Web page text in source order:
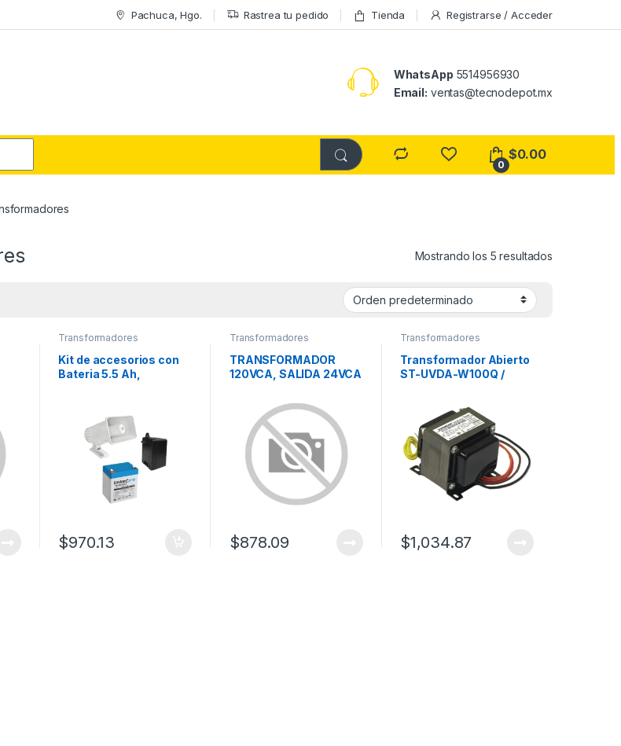
Pachuca, Hgo. Rastrea tu pedido Tienda Registrarse / Acceder
WhatsApp 5514956930
Email: ventas@tecnodepot.mx
0
$0.00
Mostrando los 5 resultados
Transformadores
Kit de accesorios con
Bateria 5.5 Ah,
$970.13
Transformadores
TRANSFORMADOR
120VCA, SALIDA 24VCA
$878.09
Transformadores
Transformador Abierto
ST-UVDA-W100Q /
120/240VAC /
Reducción EMI / Amplia
Aplicabilidad
$1,034.87